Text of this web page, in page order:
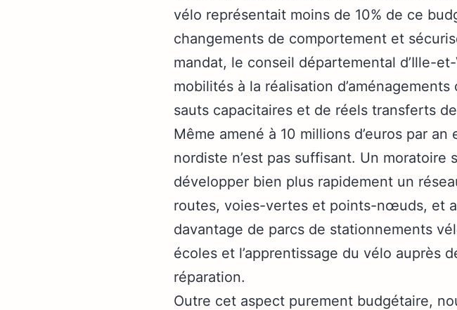
vélo représentait moins de 10% de ce
changements de comportement et
mandat, le conseil départemental d’Ille-
mobilités à la réalisation
sauts capacitaires et de réels transferts
Même amené à 10 millions d’euros par
nordiste n’est pas suffisant. Un
développer bien plus rapidement un
routes, voies-vertes et points-nœuds, et
davantage de parcs de stationnements
écoles et l’apprentissage du vélo auprès
réparation.
Outre cet aspect purement budgétaire,